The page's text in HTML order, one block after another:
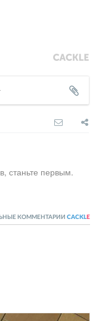
станьте первым.
КОММЕНТАРИИ CACKL E